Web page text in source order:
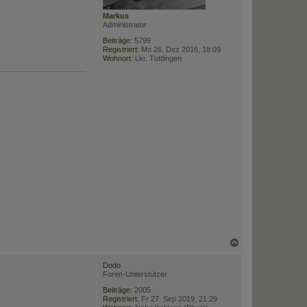
Markus
Administrator
Beiträge: 5799
Registriert: Mo 26. Dez 2016, 18:09
Wohnort: Lkr. Tuttlingen
Dodo
Foren-Unterstützer
Beiträge: 2005
Registriert: Fr 27. Sep 2019, 21:29